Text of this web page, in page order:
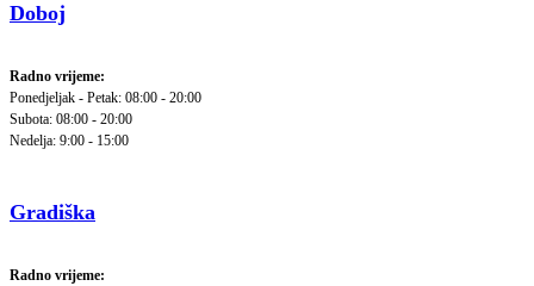
Doboj
Radno vrijeme:
Ponedjeljak - Petak: 08:00 - 20:00
Subota: 08:00 - 20:00
Nedelja: 9:00 - 15:00
Gradiška
Radno vrijeme: